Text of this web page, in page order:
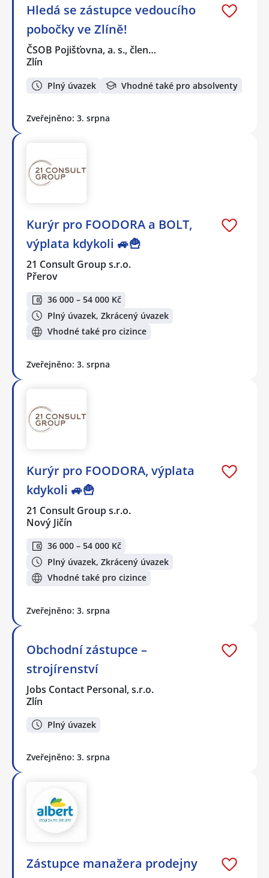
Hledá se zástupce vedoucího
pobočky ve Zlíně!
ČSOB Pojišťovna, a. s., člen…
Zlín
Plný úvazek Vhodné také pro absolventy
Zveřejněno: 3. srpna
Kurýr pro FOODORA a BOLT,
výplata kdykoli 🚙🍟
21 Consult Group s.r.o.
Přerov
36 000 – 54 000 Kč
Plný úvazek, Zkrácený úvazek
Vhodné také pro cizince
Zveřejněno: 3. srpna
Kurýr pro FOODORA, výplata
kdykoli 🚙🍟
21 Consult Group s.r.o.
Nový Jičín
36 000 – 54 000 Kč
Plný úvazek, Zkrácený úvazek
Vhodné také pro cizince
Zveřejněno: 3. srpna
Obchodní zástupce –
strojírenství
Jobs Contact Personal, s.r.o.
Zlín
Plný úvazek
Zveřejněno: 3. srpna
Zástupce manažera prodejny